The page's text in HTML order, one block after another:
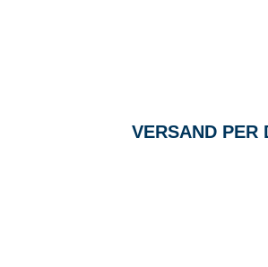
VERSAND PER